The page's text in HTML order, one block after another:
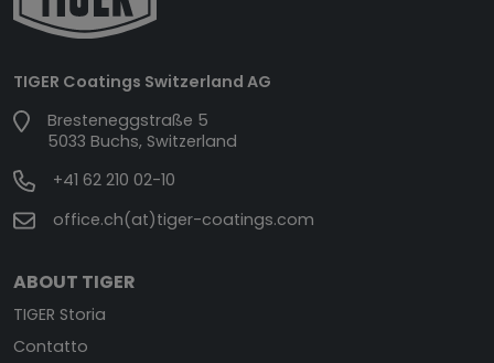
TIGER Coatings Switzerland AG
Bresteneggstraße 5
5033 Buchs, Switzerland
+41 62 210 02-10
office.ch(at)tiger-coatings.com
ABOUT TIGER
TIGER Storia
Contatto